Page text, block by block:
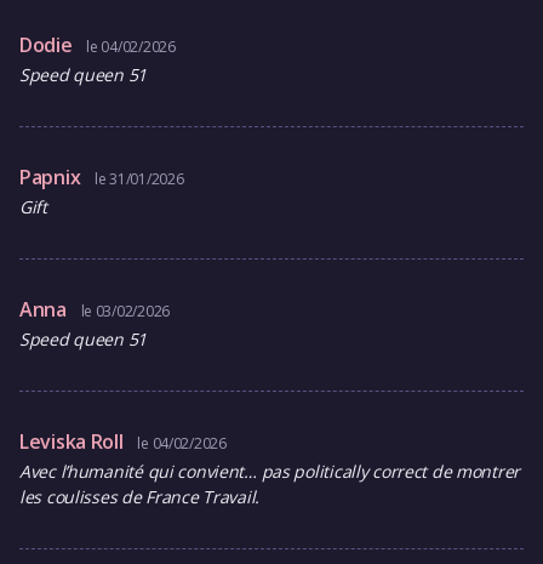
Dodie le 04/02/2026
Speed queen 51
Papnix le 31/01/2026
Gift
Anna le 03/02/2026
Speed queen 51
Leviska Roll le 04/02/2026
Avec l’humanité qui convient… pas politically correct de montrer
les coulisses de France Travail.